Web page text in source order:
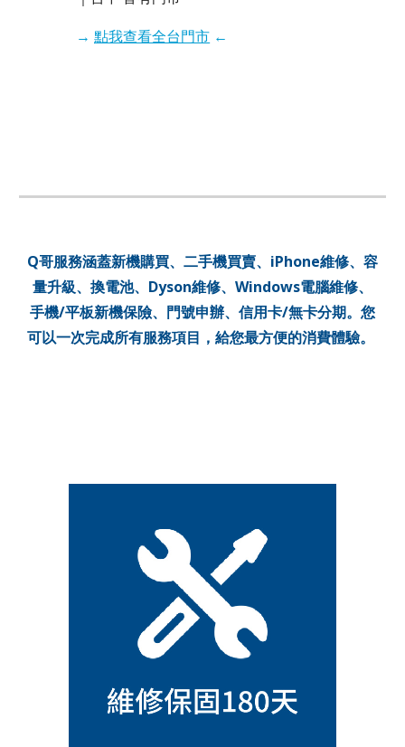
→點我查看全台門市 ←
Q哥服務涵蓋新機購買、二手機買賣、iPhone維修、容
量升級、換電池、Dyson維修、Windows電腦維修、
手機/平板新機保險、門號申辦、信用卡/無卡分期。您
可以一次完成所有服務項目，給您最方便的消費體驗。